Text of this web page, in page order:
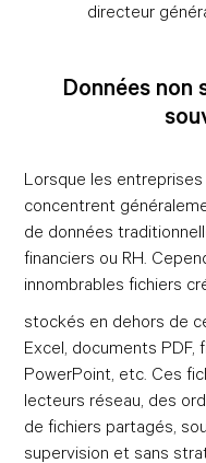
directeur
Données non
Lorsque les entreprises
concentrent
de données
financiers ou RH.
innombrables fichiers
stockés en dehors de
Excel, documents PDF,
PowerPoint, etc. Ces
lecteurs réseau, des
de fichiers partagés,
supervision et sans